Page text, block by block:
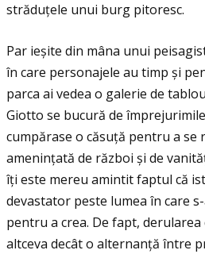
străduţele unui burg pitoresc.
Par ieșite din mâna unui
în care personajele au timp și
parca ai vedea o galerie de
Giotto se bucură de
cumpărase o căsuţă pentru a
ameninţată de război și de
îţi este mereu amintit faptul că
devastator peste lumea în care
pentru a crea. De fapt,
altceva decât o alternanţă între